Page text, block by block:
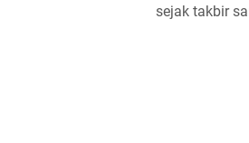
sejak takbir